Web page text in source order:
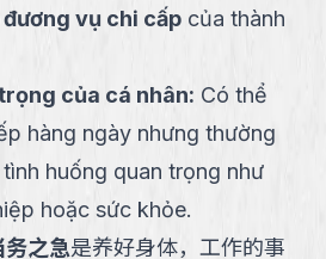
đương vụ chi cấp của thành
của cá nhân: Có thể
hàng ngày nhưng thường
huống quan trọng như
hoặc sức khỏe.
务之急是养好身体，工作的事